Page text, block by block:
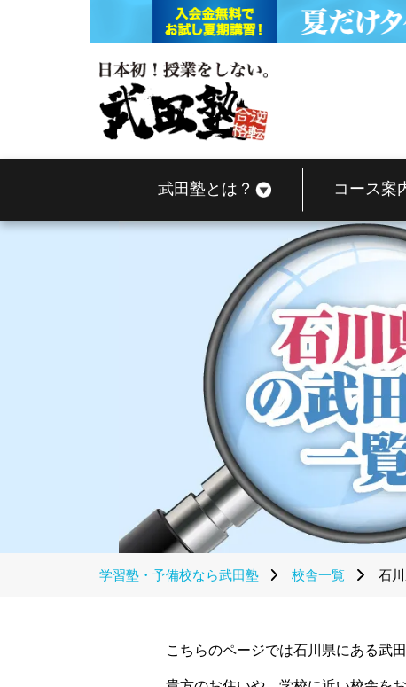
武田塾とは？ コース案
学習塾・予備校なら武田塾 校舎一覧 石
こちらのページでは石川県にある武